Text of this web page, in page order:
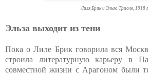
Лиля Брик и Эльза Триоле, 1918 г.
Эльза выходит из тени
Пока о Лиле Брик говорила вся
строила литературную карьеру в
совместной жизни с Арагоном были